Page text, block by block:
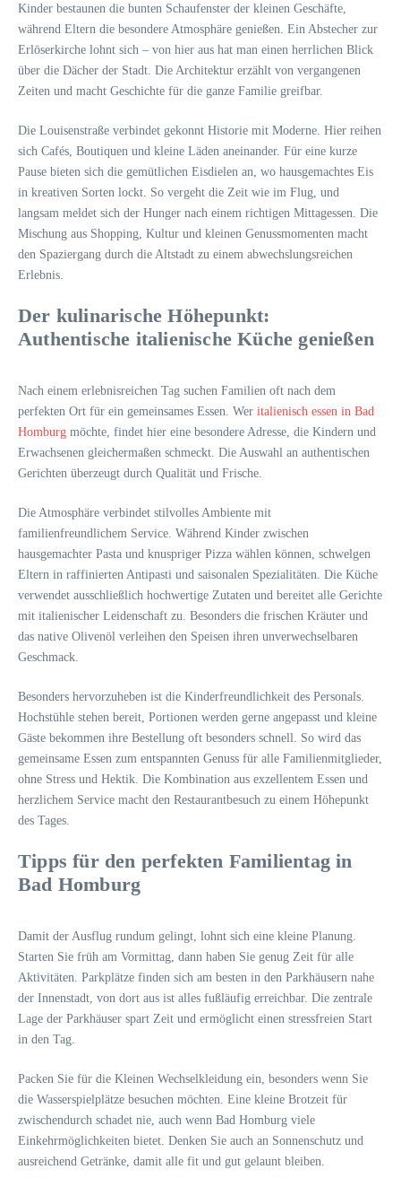
Kinder bestaunen die bunten Schaufenster der kleinen Geschäfte,
während Eltern die besondere Atmosphäre genießen. Ein Abstecher zur
Erlöserkirche lohnt sich – von hier aus hat man einen herrlichen Blick
über die Dächer der Stadt. Die Architektur erzählt von vergangenen
Zeiten und macht Geschichte für die ganze Familie greifbar.
Die Louisenstraße verbindet gekonnt Historie mit Moderne. Hier reihen
sich Cafés, Boutiquen und kleine Läden aneinander. Für eine kurze
Pause bieten sich die gemütlichen Eisdielen an, wo hausgemachtes Eis
in kreativen Sorten lockt. So vergeht die Zeit wie im Flug, und
langsam meldet sich der Hunger nach einem richtigen Mittagessen. Die
Mischung aus Shopping, Kultur und kleinen Genussmomenten macht
den Spaziergang durch die Altstadt zu einem abwechslungsreichen
Erlebnis.
Der kulinarische Höhepunkt:
Authentische italienische Küche genießen
Nach einem erlebnisreichen Tag suchen Familien oft nach dem
perfekten Ort für ein gemeinsames Essen. Wer italienisch essen in Bad
Homburg möchte, findet hier eine besondere Adresse, die Kindern und
Erwachsenen gleichermaßen schmeckt. Die Auswahl an authentischen
Gerichten überzeugt durch Qualität und Frische.
Die Atmosphäre verbindet stilvolles Ambiente mit
familienfreundlichem Service. Während Kinder zwischen
hausgemachter Pasta und knuspriger Pizza wählen können, schwelgen
Eltern in raffinierten Antipasti und saisonalen Spezialitäten. Die Küche
verwendet ausschließlich hochwertige Zutaten und bereitet alle Gerichte
mit italienischer Leidenschaft zu. Besonders die frischen Kräuter und
das native Olivenöl verleihen den Speisen ihren unverwechselbaren
Geschmack.
Besonders hervorzuheben ist die Kinderfreundlichkeit des Personals.
Hochstühle stehen bereit, Portionen werden gerne angepasst und kleine
Gäste bekommen ihre Bestellung oft besonders schnell. So wird das
gemeinsame Essen zum entspannten Genuss für alle Familienmitglieder,
ohne Stress und Hektik. Die Kombination aus exzellentem Essen und
herzlichem Service macht den Restaurantbesuch zu einem Höhepunkt
des Tages.
Tipps für den perfekten Familientag in
Bad Homburg
Damit der Ausflug rundum gelingt, lohnt sich eine kleine Planung.
Starten Sie früh am Vormittag, dann haben Sie genug Zeit für alle
Aktivitäten. Parkplätze finden sich am besten in den Parkhäusern nahe
der Innenstadt, von dort aus ist alles fußläufig erreichbar. Die zentrale
Lage der Parkhäuser spart Zeit und ermöglicht einen stressfreien Start
in den Tag.
Packen Sie für die Kleinen Wechselkleidung ein, besonders wenn Sie
die Wasserspielplätze besuchen möchten. Eine kleine Brotzeit für
zwischendurch schadet nie, auch wenn Bad Homburg viele
Einkehrmöglichkeiten bietet. Denken Sie auch an Sonnenschutz und
ausreichend Getränke, damit alle fit und gut gelaunt bleiben.